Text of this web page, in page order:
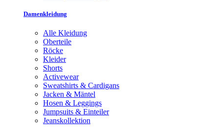
Damenkleidung
Alle Kleidung
Oberteile
Röcke
Kleider
Shorts
Activewear
Sweatshirts & Cardigans
Jacken & Mäntel
Hosen & Leggings
Jumpsuits & Einteiler
Jeanskollektion